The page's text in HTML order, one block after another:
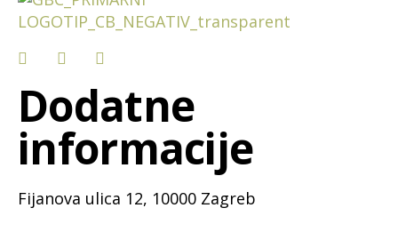
Dodatne
informacije
Fijanova ulica 12, 10000 Zagreb